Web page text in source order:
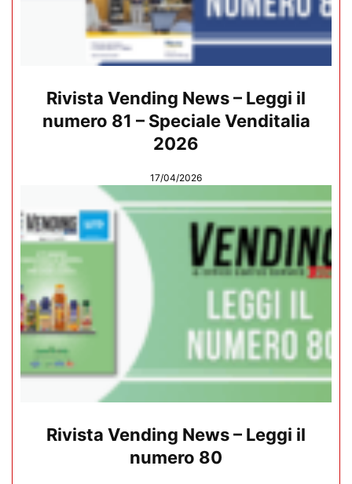
Rivista Vending News – Leggi il
numero 81 – Speciale Venditalia
2026
17/04/2026
Rivista Vending News – Leggi il
numero 80